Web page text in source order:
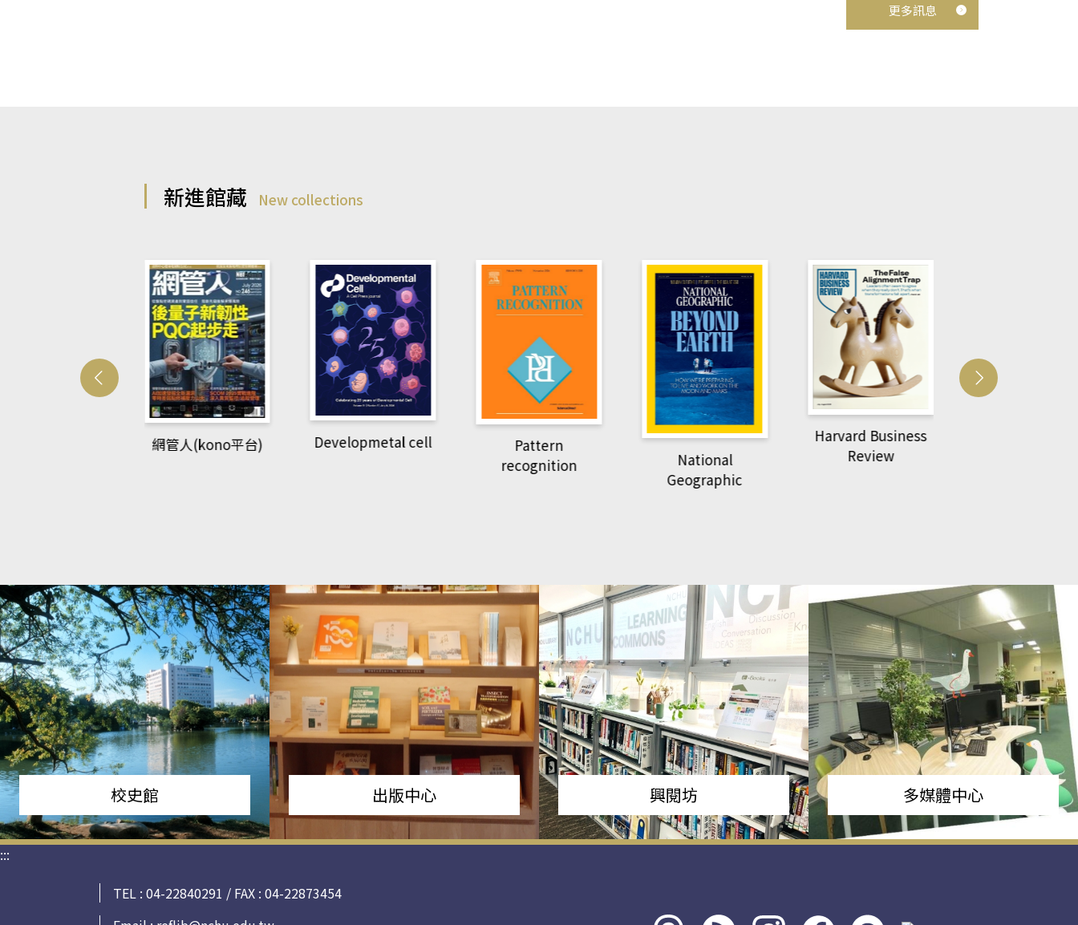
更多訊息
新進館藏 New collections
網管人(kono平台) Developmetal cell
Pattern
recognition
National
Geographic
Harvard Business
Review
校史館 出版中心 興閱坊 多媒體中心
:::
TEL : 04-22840291 / FAX : 04-22873454